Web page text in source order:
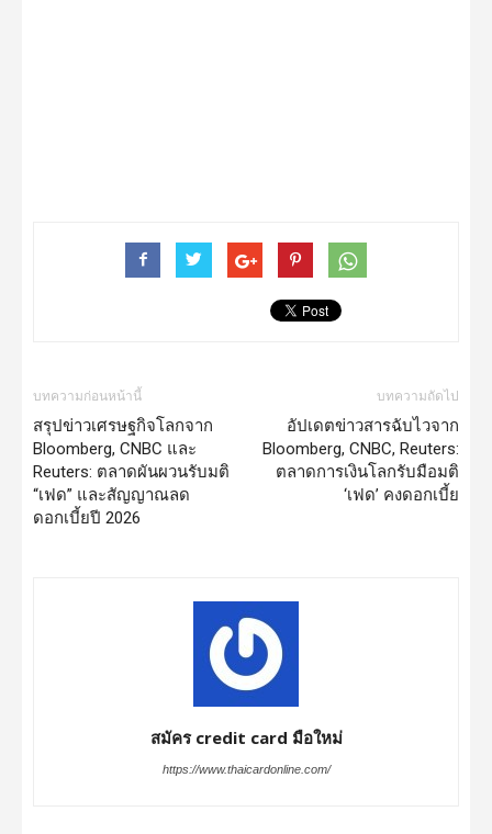
บทความก่อนหน้านี้
สรุปข่าวเศรษฐกิจโลกจาก
Bloomberg, CNBC และ
Reuters: ตลาดผันผวนรับมติ
“เฟด” และสัญญาณลด
ดอกเบี้ยปี 2026
บทความถัดไป
อัปเดตข่าวสารฉับไวจาก
Bloomberg, CNBC, Reuters:
ตลาดการเงินโลกรับมือมติ
‘เฟด’ คงดอกเบี้ย
สมัคร credit card มือใหม่
https://www.thaicardonline.com/